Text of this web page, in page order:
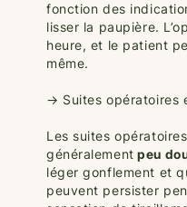
fonction des
lisser la paupière.
heure, et le patient
même.
→ Suites opératoires
Les suites
généralement peu
léger gonflement et
peuvent persister